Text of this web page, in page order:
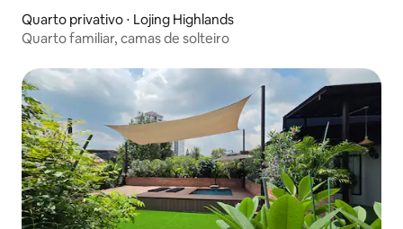
Quarto privativo ⋅ Lojing Highlands
Quarto familiar, camas de solteiro